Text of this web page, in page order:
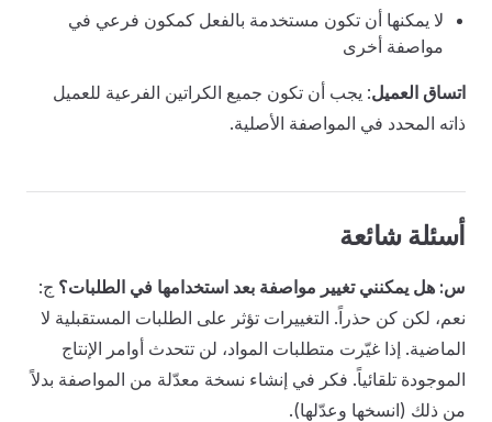
لا يمكنها أن تكون مستخدمة بالفعل كمكون فرعي في
مواصفة أخرى
اتساق العميل: يجب أن تكون جميع الكراتين الفرعية للعميل
ذاته المحدد في المواصفة الأصلية.
أسئلة شائعة
س: هل يمكنني تغيير مواصفة بعد استخدامها في الطلبات؟ ج:
نعم، لكن كن حذراً. التغييرات تؤثر على الطلبات المستقبلية لا
الماضية. إذا غيّرت متطلبات المواد، لن تتحدث أوامر الإنتاج
الموجودة تلقائياً. فكر في إنشاء نسخة معدّلة من المواصفة بدلاً
من ذلك (انسخها وعدّلها).